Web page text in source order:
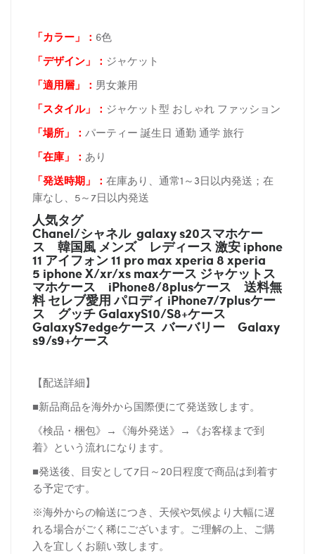
「カラー」： 6色
「デザイン」
： ジャケット
「適用層」： 男女兼用
「スタイル」： ジャケット型 おしゃれ ファッション
「場所 」： パーティー 誕生日 通勤 通学 旅行
「在庫 」： あり
「発送時期 」： 在庫あり、通常1～3日以内発送；在
庫なし、5～7日以内発送
人気タグ
Chanel/シャネル galaxy s20スマホケー
ス 韓国風 メンズ レディース 激安 iphone
11 アイフォン 11 pro max xperia 8 xperia
5 iphone X/xr/xs maxケース ジャケットス
マホケース iPhone8/8plusケース 送料無
料 セレブ愛用 パロディ iPhone7/7plusケー
ス グッチGalaxyS10/S8+ケース
GalaxyS7edgeケース バーバリー Galaxy
s9/s9+ケース
【配送詳細】
■新品商品を海外から国際便にて発送致します。
《検品・梱包》→《海外発送》→《お客様まで到
着》という流れになります。
■発送後、目安として7日～20日程度で商品は到着す
る予定です。
※海外からの輸送につき、天候や気候より大幅に遅
れる場合がごく稀にございます。ご理解の上、ご購
入を宜しくお願い致します。